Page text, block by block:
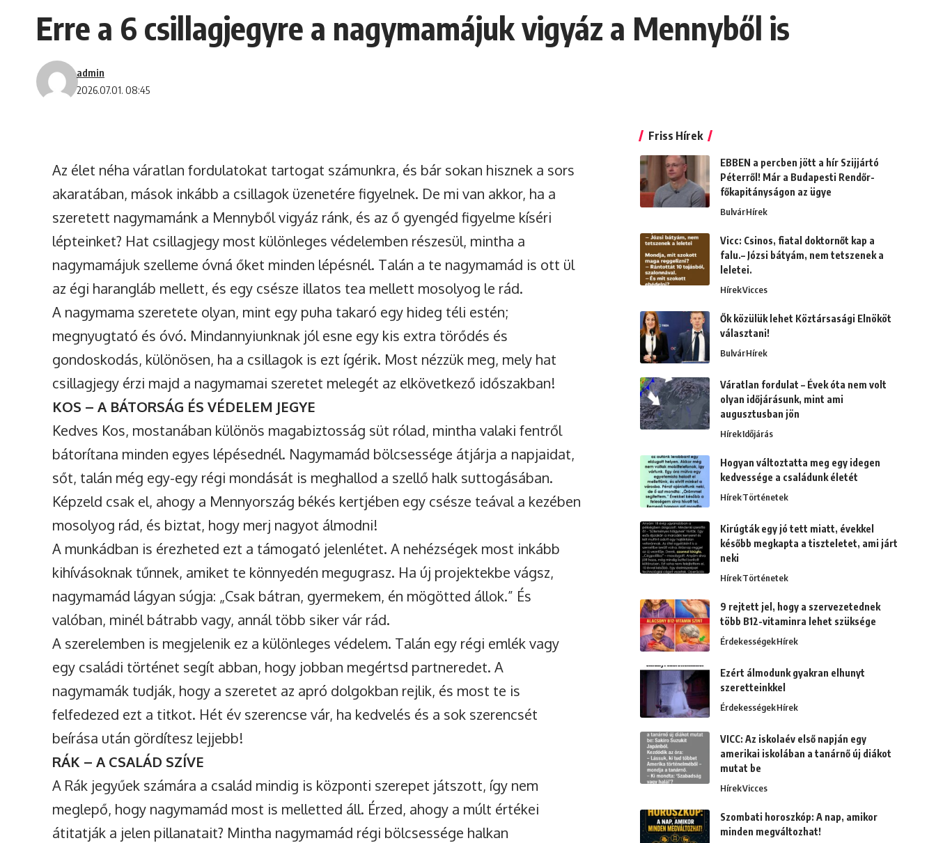
Erre a 6 csillagjegyre a nagymamájuk vigyáz a Mennyből is
2026.07.01. 08:45
admin
Az élet néha váratlan fordulatokat tartogat számunkra, és bár sokan hisznek a sors
akaratában, mások inkább a csillagok üzenetére figyelnek. De mi van akkor, ha a
szeretett nagymamánk a Mennyből vigyáz ránk, és az ő gyengéd figyelme kíséri
lépteinket? Hat csillagjegy most különleges védelemben részesül, mintha a
nagymamájuk szelleme óvná őket minden lépésnél. Talán a te nagymamád is ott ül
az égi harangláb mellett, és egy csésze illatos tea mellett mosolyog le rád.
A nagymama szeretete olyan, mint egy puha takaró egy hideg téli estén;
megnyugtató és óvó. Mindannyiunknak jól esne egy kis extra törődés és
gondoskodás, különösen, ha a csillagok is ezt ígérik. Most nézzük meg, mely hat
csillagjegy érzi majd a nagymamai szeretet melegét az elkövetkező időszakban!
KOS – A BÁTORSÁG ÉS VÉDELEM JEGYE
Kedves Kos, mostanában különös magabiztosság süt rólad, mintha valaki fentről
bátorítana minden egyes lépésednél. Nagymamád bölcsessége átjárja a napjaidat,
sőt, talán még egy-egy régi mondását is meghallod a szellő halk suttogásában.
Képzeld csak el, ahogy a Mennyország békés kertjében egy csésze teával a kezében
mosolyog rád, és biztat, hogy merj nagyot álmodni!
A munkádban is érezheted ezt a támogató jelenlétet. A nehézségek most inkább
kihívásoknak tűnnek, amiket te könnyedén megugrasz. Ha új projektekbe vágsz,
nagymamád lágyan súgja: „Csak bátran, gyermekem, én mögötted állok.” És
valóban, minél bátrabb vagy, annál több siker vár rád.
A szerelemben is megjelenik ez a különleges védelem. Talán egy régi emlék vagy
egy családi történet segít abban, hogy jobban megértsd partneredet. A
nagymamák tudják, hogy a szeretet az apró dolgokban rejlik, és most te is
felfedezed ezt a titkot. Hét év szerencse vár, ha kedvelés és a sok szerencsét
beírása után gördítesz lejjebb!
RÁK – A CSALÁD SZÍVE
A Rák jegyűek számára a család mindig is központi szerepet játszott, így nem
meglepő, hogy nagymamád most is melletted áll. Érzed, ahogy a múlt értékei
átitatják a jelen pillanatait? Mintha nagymamád régi bölcsessége halkan
Friss Hírek
EBBEN a percben jött a hír Szijjártó
Péterről! Már a Budapesti Rendőr-
főkapitányságon az ügye
BulvárHírek
Vicc: Csinos, fiatal doktornőt kap a
falu.– Józsi bátyám, nem tetszenek a
leletei.
HírekVicces
Ők közülük lehet Köztársasági Elnököt
választani!
BulvárHírek
Váratlan fordulat – Évek óta nem volt
olyan időjárásunk, mint ami
augusztusban jön
HírekIdőjárás
Hogyan változtatta meg egy idegen
kedvessége a családunk életét
HírekTörténetek
Kirúgták egy jó tett miatt, évekkel
később megkapta a tiszteletet, ami járt
neki
HírekTörténetek
9 rejtett jel, hogy a szervezetednek
több B12-vitaminra lehet szüksége
ÉrdekességekHírek
Ezért álmodunk gyakran elhunyt
szeretteinkkel
ÉrdekességekHírek
VICC: Az iskolaév első napján egy
amerikai iskolában a tanárnő új diákot
mutat be
HírekVicces
Szombati horoszkóp: A nap, amikor
minden megváltozhat!